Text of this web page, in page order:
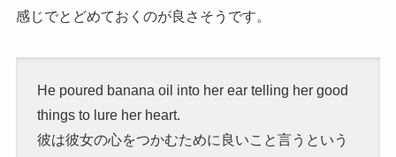
感じでとどめておくのが良さそうです。
He poured banana oil into her ear telling her good
things to lure her heart.
彼は彼女の心をつかむために良いこと言うという